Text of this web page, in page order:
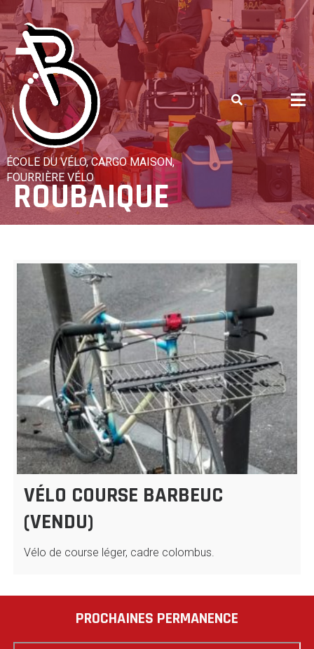
Skip
to
content
ÉCOLE DU VÉLO, CARGO MAISON,
FOURRIÈRE VÉLO
ROUBAIQUE
VÉLO COURSE BARBEUC
(VENDU)
Vélo de course léger, cadre colombus.
PROCHAINES PERMANENCE